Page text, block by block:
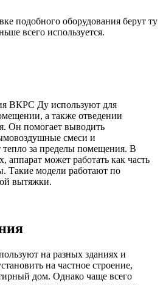
подобного оборудования берут ту
всего используется.
ВКРС Ду используют для
а также отведении
Он помогает выводить
смеси и
тепло за пределы помещения. В
аппарат может работать как часть
Такие модели работают по
вытяжки.
на разных зданиях и
на частное строение,
дом. Однако чаще всего